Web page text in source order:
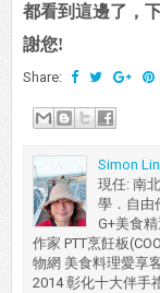
都看到這邊了，
謝您!
Share:
Simon Lin
現任: 南
學．自由
G+美食
作家 PTT烹飪板
物網 美食料理愛享
2014 彰化十大伴手